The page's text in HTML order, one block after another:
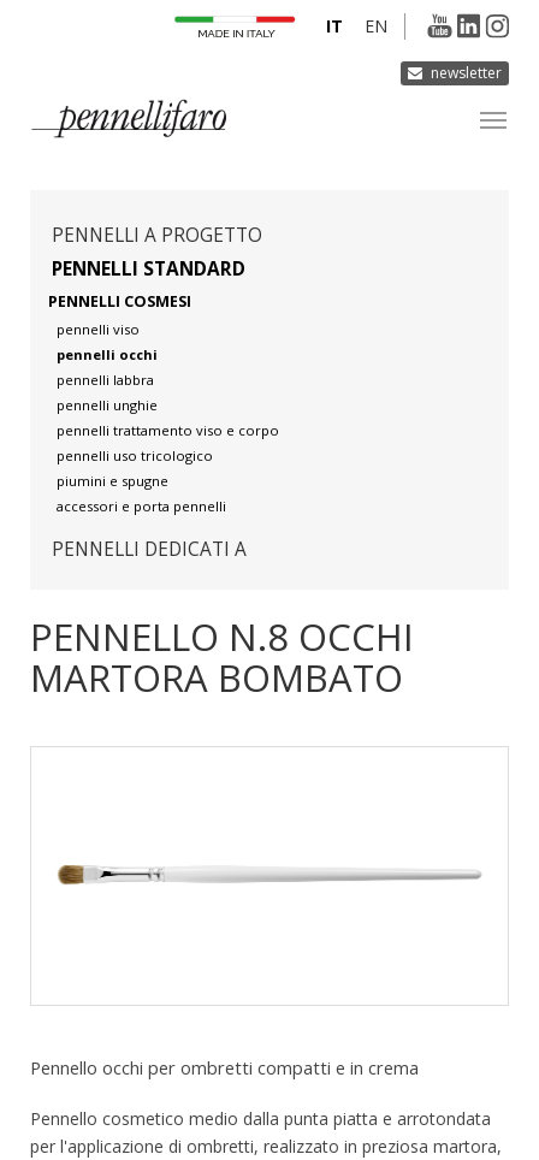
newsletter
EN
IT
PRODOTTI
INNOVAZIONE
DERMOCURA
MEDIA
CONTATTI
PENNELLI A PROGETTO
PENNELLI STANDARD
PENNELLI COSMESI
pennelli viso
pennelli occhi
pennelli labbra
pennelli unghie
pennelli trattamento viso e corpo
pennelli uso tricologico
piumini e spugne
accessori e porta pennelli
PENNELLI DEDICATI A
PENNELLO N.8 OCCHI
MARTORA BOMBATO
Pennello occhi per ombretti compatti e in crema
Pennello cosmetico medio dalla punta piatta e arrotondata
per l'applicazione di ombretti, realizzato in preziosa martora,